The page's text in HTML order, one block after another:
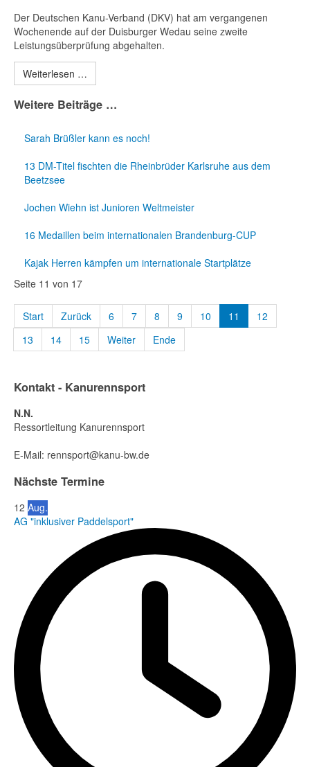
Der Deutschen Kanu-Verband (DKV) hat am vergangenen
Wochenende auf der Duisburger Wedau seine zweite
Leistungsüberprüfung abgehalten.
Weiterlesen …
Weitere Beiträge …
Sarah Brüßler kann es noch!
13 DM-Titel fischten die Rheinbrüder Karlsruhe aus dem
Beetzsee
Jochen Wiehn ist Junioren Weltmeister
16 Medaillen beim internationalen Brandenburg-CUP
Kajak Herren kämpfen um internationale Startplätze
Seite 11 von 17
Start Zurück 6 7 8 9 10 11
12
13
14 15 Weiter Ende
Kontakt - Kanurennsport
N.N.
Ressortleitung Kanurennsport
E-Mail: rennsport@kanu-bw.de
Nächste Termine
12 Aug.
AG "inklusiver Paddelsport"